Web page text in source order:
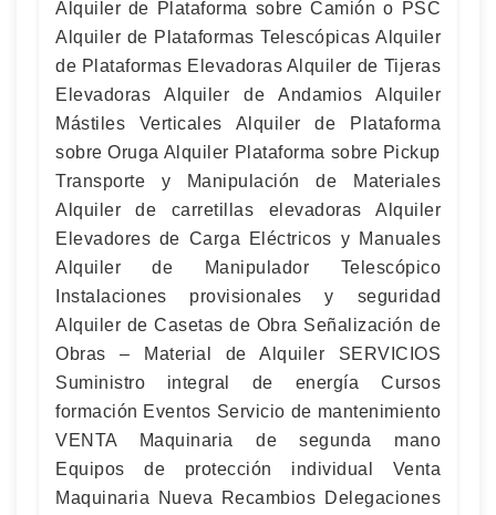
Alquiler de Plataforma sobre Camión o PSC
Alquiler de Plataformas Telescópicas Alquiler
de Plataformas Elevadoras Alquiler de Tijeras
Elevadoras Alquiler de Andamios Alquiler
Mástiles Verticales Alquiler de Plataforma
sobre Oruga Alquiler Plataforma sobre Pickup
Transporte y Manipulación de Materiales
Alquiler de carretillas elevadoras Alquiler
Elevadores de Carga Eléctricos y Manuales
Alquiler de Manipulador Telescópico
Instalaciones provisionales y seguridad
Alquiler de Casetas de Obra Señalización de
Obras – Material de Alquiler SERVICIOS
Suministro integral de energía Cursos
formación Eventos Servicio de mantenimiento
VENTA Maquinaria de segunda mano
Equipos de protección individual Venta
Maquinaria Nueva Recambios Delegaciones